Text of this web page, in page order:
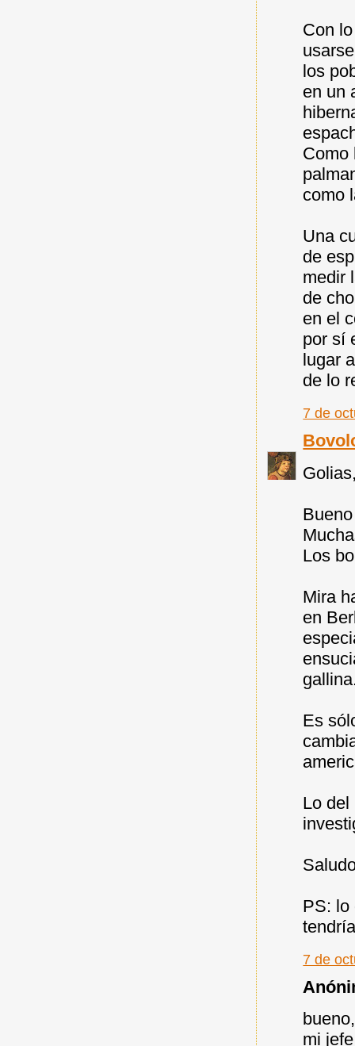
Con
los
en un
Como
como
Una
de
medir
de
en el
por sí
lugar
de lo
7 de
Los
Mira
en
Es
Lo del
PS: lo
7 de
mi